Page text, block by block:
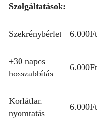
Szolgáltatások:
Szekrénybérlet 6.000Ft
+30 napos
hosszabbítás
6.000Ft
Korlátlan
nyomtatás
6.000Ft